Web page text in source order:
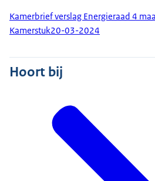
Kamerbrief verslag Energieraad 4
Kamerstuk20-03-2024
Hoort bij